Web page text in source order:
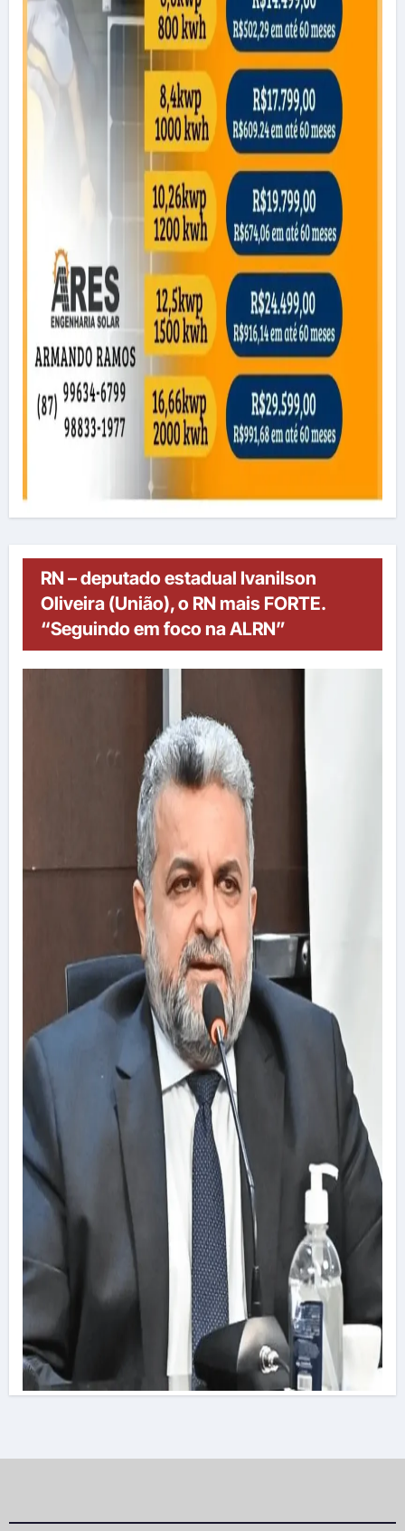
RN – deputado estadual Ivanilson
Oliveira (União), o RN mais FORTE.
“Seguindo em foco na ALRN”